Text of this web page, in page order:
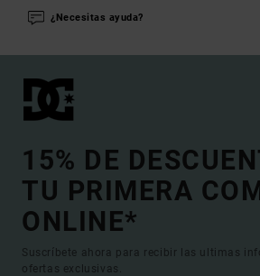
¿Necesitas ayuda?
15% DE
TU PRIMERA
ONLINE*
Suscríbete ahora para recibir las ultimas
ofertas exclusivas.